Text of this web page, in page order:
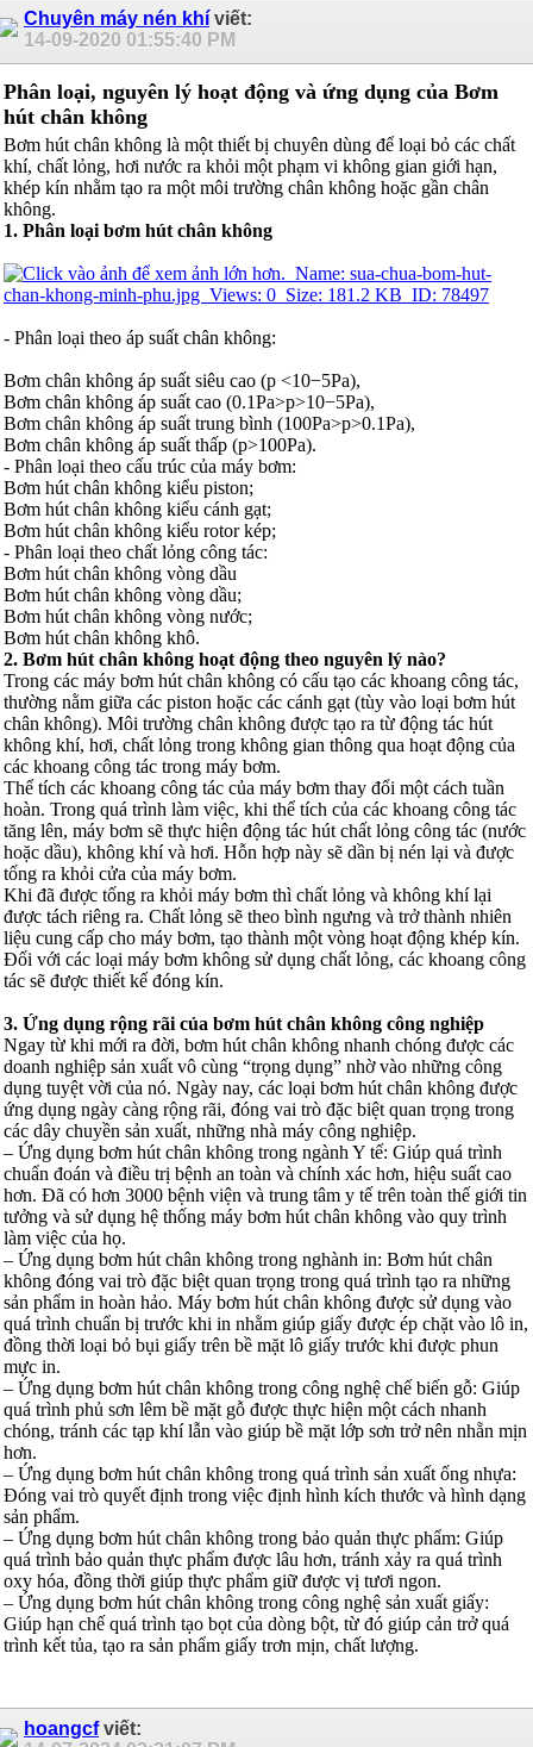
Chuyên máy nén khí viết:
14-09-2020 01:55:40 PM
Phân loại, nguyên lý hoạt động và ứng dụng của Bơm
hút chân không
Bơm hút chân không là một thiết bị chuyên dùng để loại bỏ các chất
khí, chất lỏng, hơi nước ra khỏi một phạm vi không gian giới hạn,
khép kín nhằm tạo ra một môi trường chân không hoặc gần chân
không.
1. Phân loại bơm hút chân không
- Phân loại theo áp suất chân không:
Bơm chân không áp suất siêu cao (p <10−5Pa),
Bơm chân không áp suất cao (0.1Pa>p>10−5Pa),
Bơm chân không áp suất trung bình (100Pa>p>0.1Pa),
Bơm chân không áp suất thấp (p>100Pa).
- Phân loại theo cấu trúc của máy bơm:
Bơm hút chân không kiểu piston;
Bơm hút chân không kiểu cánh gạt;
Bơm hút chân không kiểu rotor kép;
- Phân loại theo chất lỏng công tác:
Bơm hút chân không vòng dầu
Bơm hút chân không vòng dầu;
Bơm hút chân không vòng nước;
Bơm hút chân không khô.
2. Bơm hút chân không hoạt động theo nguyên lý nào?
Trong các máy bơm hút chân không có cấu tạo các khoang công tác,
thường nằm giữa các piston hoặc các cánh gạt (tùy vào loại bơm hút
chân không). Môi trường chân không được tạo ra từ động tác hút
không khí, hơi, chất lỏng trong không gian thông qua hoạt động của
các khoang công tác trong máy bơm.
Thể tích các khoang công tác của máy bơm thay đổi một cách tuần
hoàn. Trong quá trình làm việc, khi thể tích của các khoang công tác
tăng lên, máy bơm sẽ thực hiện động tác hút chất lỏng công tác (nước
hoặc dầu), không khí và hơi. Hỗn hợp này sẽ dần bị nén lại và được
tống ra khỏi cửa của máy bơm.
Khi đã được tống ra khỏi máy bơm thì chất lỏng và không khí lại
được tách riêng ra. Chất lỏng sẽ theo bình ngưng và trở thành nhiên
liệu cung cấp cho máy bơm, tạo thành một vòng hoạt động khép kín.
Đối với các loại máy bơm không sử dụng chất lỏng, các khoang công
tác sẽ được thiết kế đóng kín.
3. Ứng dụng rộng rãi của bơm hút chân không công nghiệp
Ngay từ khi mới ra đời, bơm hút chân không nhanh chóng được các
doanh nghiệp sản xuất vô cùng “trọng dụng” nhờ vào những công
dụng tuyệt vời của nó. Ngày nay, các loại bơm hút chân không được
ứng dụng ngày càng rộng rãi, đóng vai trò đặc biệt quan trọng trong
các dây chuyền sản xuất, những nhà máy công nghiệp.
– Ứng dụng bơm hút chân không trong ngành Y tế: Giúp quá trình
chuẩn đoán và điều trị bệnh an toàn và chính xác hơn, hiệu suất cao
hơn. Đã có hơn 3000 bệnh viện và trung tâm y tế trên toàn thế giới tin
tưởng và sử dụng hệ thống máy bơm hút chân không vào quy trình
làm việc của họ.
– Ứng dụng bơm hút chân không trong nghành in: Bơm hút chân
không đóng vai trò đặc biệt quan trọng trong quá trình tạo ra những
sản phẩm in hoàn hảo. Máy bơm hút chân không được sử dụng vào
quá trình chuẩn bị trước khi in nhằm giúp giấy được ép chặt vào lô in,
đồng thời loại bỏ bụi giấy trên bề mặt lô giấy trước khi được phun
mực in.
– Ứng dụng bơm hút chân không trong công nghệ chế biến gỗ: Giúp
quá trình phủ sơn lêm bề mặt gỗ được thực hiện một cách nhanh
chóng, tránh các tạp khí lẫn vào giúp bề mặt lớp sơn trở nên nhẵn mịn
hơn.
– Ứng dụng bơm hút chân không trong quá trình sản xuất ống nhựa:
Đóng vai trò quyết định trong việc định hình kích thước và hình dạng
sản phẩm.
– Ứng dụng bơm hút chân không trong bảo quản thực phẩm: Giúp
quá trình bảo quản thực phẩm được lâu hơn, tránh xảy ra quá trình
oxy hóa, đồng thời giúp thực phẩm giữ được vị tươi ngon.
– Ứng dụng bơm hút chân không trong công nghệ sản xuất giấy:
Giúp hạn chế quá trình tạo bọt của dòng bột, từ đó giúp cản trở quá
trình kết tủa, tạo ra sản phẩm giấy trơn mịn, chất lượng.
hoangcfviết: